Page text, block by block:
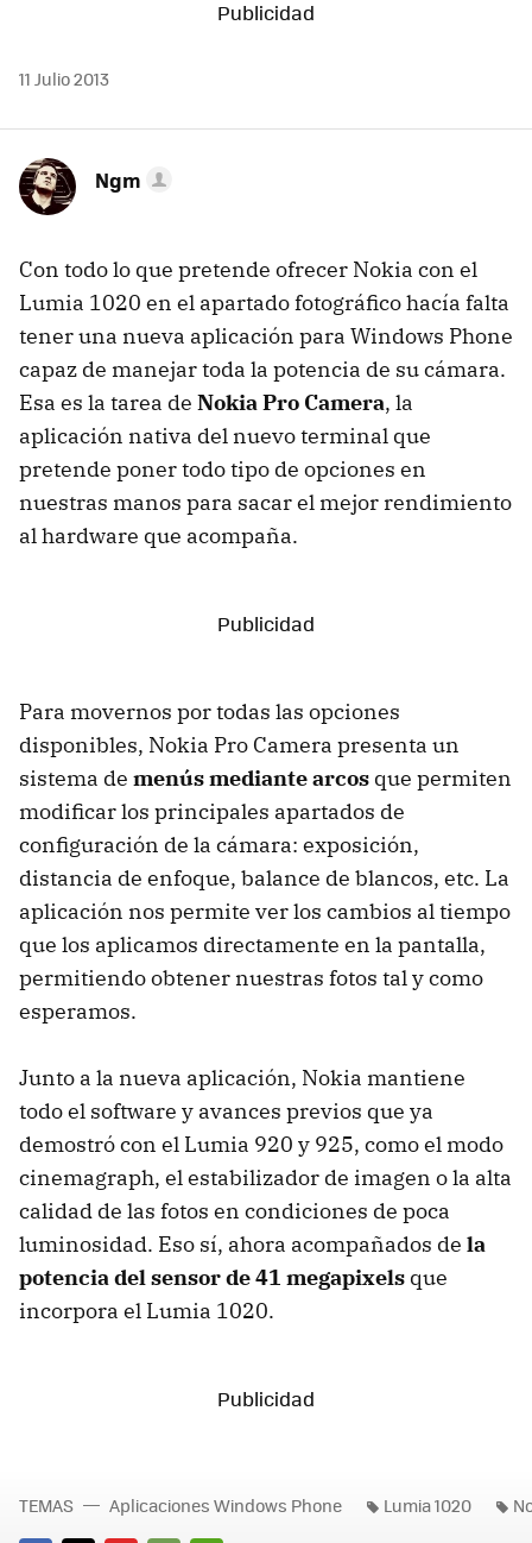
11 Julio 2013
Ngm
Con todo lo que pretende ofrecer Nokia con el
Lumia 1020 en el apartado fotográfico hacía falta
tener una nueva aplicación para Windows Phone
capaz de manejar toda la potencia de su cámara.
Esa es la tarea de Nokia Pro Camera, la
aplicación nativa del nuevo terminal que
pretende poner todo tipo de opciones en
nuestras manos para sacar el mejor rendimiento
al hardware que acompaña.
Para movernos por todas las opciones
disponibles, Nokia Pro Camera presenta un
sistema de menús mediante arcos que permiten
modificar los principales apartados de
configuración de la cámara: exposición,
distancia de enfoque, balance de blancos, etc. La
aplicación nos permite ver los cambios al tiempo
que los aplicamos directamente en la pantalla,
permitiendo obtener nuestras fotos tal y como
esperamos.
Junto a la nueva aplicación, Nokia mantiene
todo el software y avances previos que ya
demostró con el Lumia 920 y 925, como el modo
cinemagraph, el estabilizador de imagen o la alta
calidad de las fotos en condiciones de poca
luminosidad. Eso sí, ahora acompañados de la
potencia del sensor de 41 megapixels que
incorpora el Lumia 1020.
TEMAS Aplicaciones Windows Phone Lumia 1020